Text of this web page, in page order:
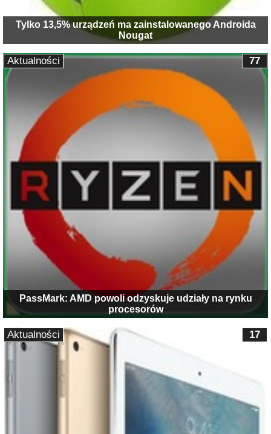
Tylko 13,5% urządzeń ma zainstalowanego Androida
Nougat
PassMark: AMD powoli odzyskuje udziały na rynku
procesorów
77
Aktualności
17
Aktualności